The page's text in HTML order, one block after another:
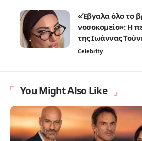
«Έβγαλα όλο το
νοσοκομείο»: Η
της Ιωάννας
Celebrity
You Might Also Like